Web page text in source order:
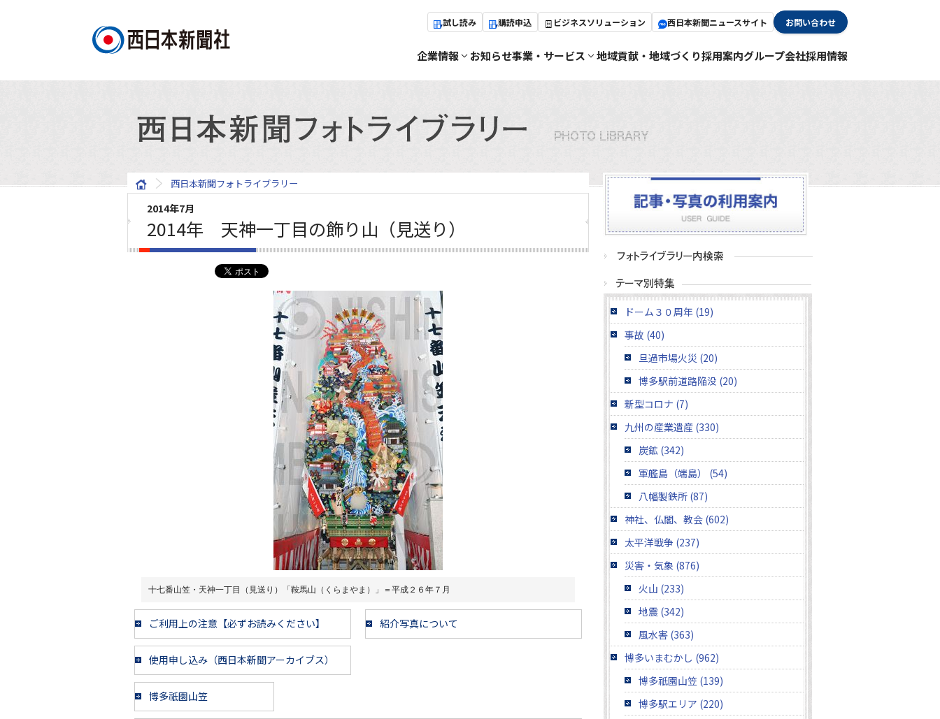
試し読み 購読申込 ビジネスソリューション 西日本新聞ニュースサイト お問い合わせ
企業情報 お知らせ事業・サービス 地域貢献・地域づくり採用案内グループ会社採用情報
西日本新聞フォトライブラリー
2014年7月
2014年 天神一丁目の飾り山（見送り）
十七番山笠・天神一丁目（見送り）「鞍馬山（くらまやま）」＝平成２６年７月
ご利用上の注意【必ずお読みください】 紹介写真について
使用申し込み（西日本新聞アーカイブス）
博多祇園山笠
ドーム３０周年 (19)
事故 (40)
旦過市場火災 (20)
博多駅前道路陥没 (20)
新型コロナ (7)
九州の産業遺産 (330)
炭鉱 (342)
軍艦島（端島） (54)
八幡製鉄所 (87)
神社、仏閣、教会 (602)
太平洋戦争 (237)
災害・気象 (876)
火山 (233)
地震 (342)
風水害 (363)
博多いまむかし (962)
博多祇園山笠 (139)
博多駅エリア (220)